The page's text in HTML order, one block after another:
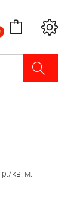
кв. м.